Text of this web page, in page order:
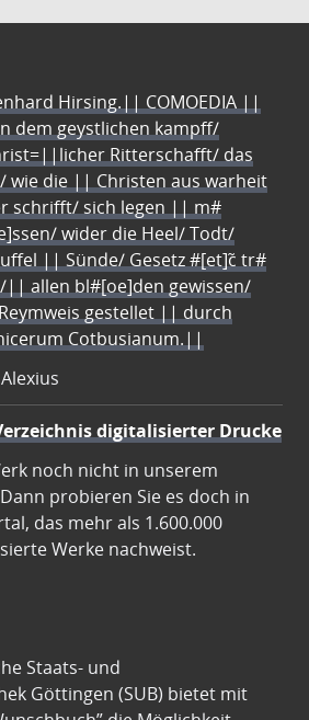
Hirsing.|| COMOEDIA ||
dem geystlichen kampff/
Ritterschafft/ das
wie die || Christen aus warheit
schrifft/ sich legen || m#
wider die Heel/ Todt/
|| Sünde/ Gesetz #[et]c̃ tr#
|| allen bl#[oe]den gewissen/
gestellet || durch
Cotbusianum.||
digitalisierter Drucke
noch nicht in unserem
probieren Sie es doch in
das mehr als 1.600.000
Werke nachweist.
Staats- und
Göttingen (SUB) bietet mit